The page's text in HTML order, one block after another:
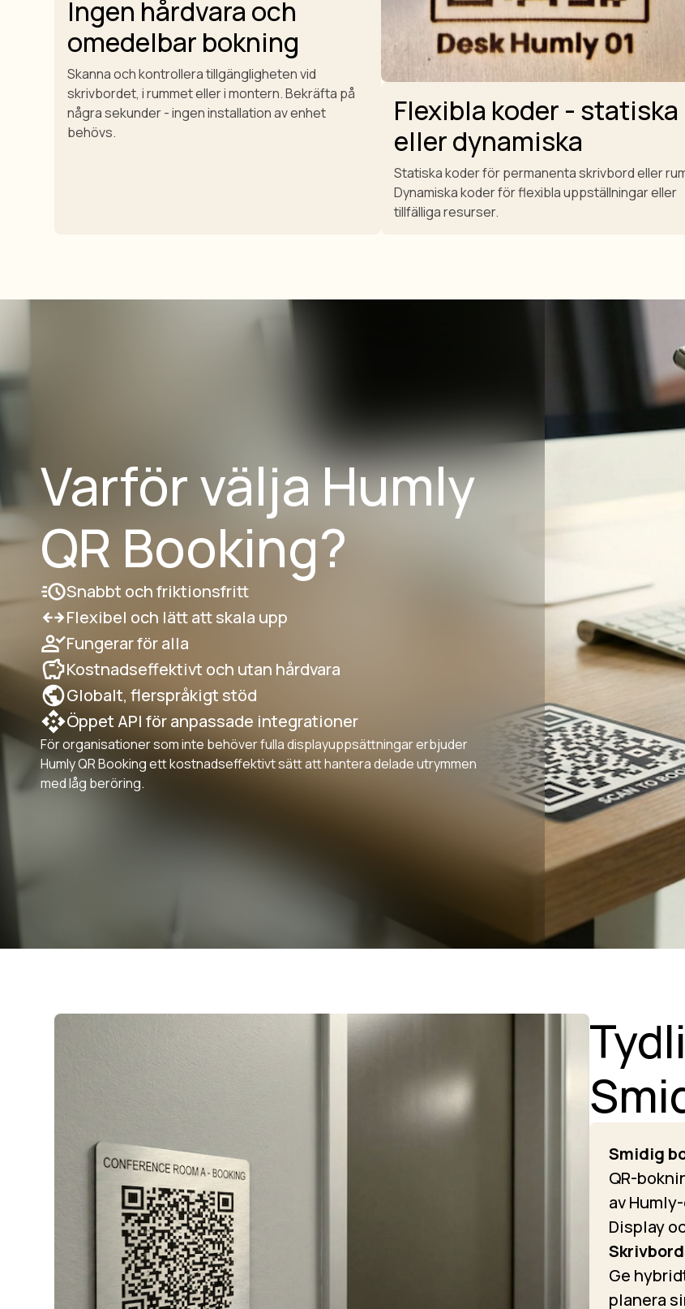
Ingen hårdvara och
omedelbar bokning
Skanna och kontrollera tillgängligheten vid
skrivbordet, i rummet eller i montern. Bekräfta på
några sekunder - ingen installation av enhet
behövs.
Flexibla koder - statiska
eller dynamiska
Statiska koder för permanenta skrivbord eller
Dynamiska koder för flexibla uppställningar eller
tillfälliga resurser.
Varför välja Humly
QR Booking?
Snabbt och friktionsfritt
Flexibel och lätt att skala upp
Fungerar för alla
Kostnadseffektivt och utan hårdvara
Globalt, flerspråkigt stöd
Öppet API för anpassade integrationer
För organisationer som inte behöver fulla displayuppsättningar erbjuder
Humly QR Booking ett kostnadseffektivt sätt att hantera delade utrymmen
med låg beröring.
Smidig
QR-
av
Display
Ge
planera